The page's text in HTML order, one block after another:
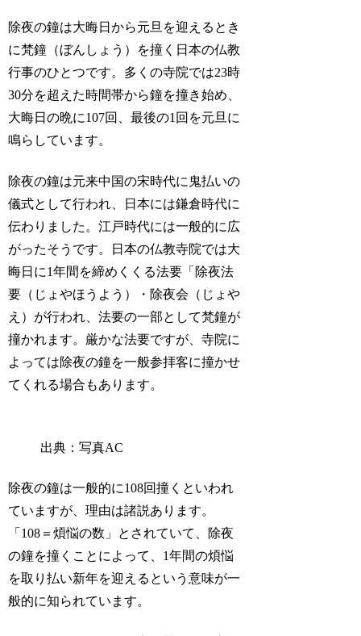
除夜の鐘は大晦日から元旦を迎えるとき
に梵鐘（ぼんしょう）を撞く日本の仏教
行事のひとつです。多くの寺院では23時
30分を超えた時間帯から鐘を撞き始め、
大晦日の晩に107回、最後の1回を元旦に
鳴らしています。
除夜の鐘は元来中国の宋時代に鬼払いの
儀式として行われ、日本には鎌倉時代に
伝わりました。江戸時代には一般的に広
がったそうです。日本の仏教寺院では大
晦日に1年間を締めくくる法要「除夜法
要（じょやほうよう）・除夜会（じょや
え）が行われ、法要の一部として梵鐘が
撞かれます。厳かな法要ですが、寺院に
よっては除夜の鐘を一般参拝客に撞かせ
てくれる場合もあります。
出典：写真AC
除夜の鐘は一般的に108回撞くといわれ
ていますが、理由は諸説あります。
「108＝煩悩の数」とされていて、除夜
の鐘を撞くことによって、1年間の煩悩
を取り払い新年を迎えるという意味が一
般的に知られています。